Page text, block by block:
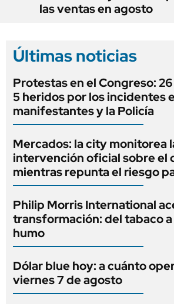
las ventas en agosto
Últimas noticias
Protestas en el Congreso:
5 heridos por los incidentes
manifestantes y la Policía
Mercados: la city monitorea
intervención oficial sobre el
mientras repunta el riesgo
Philip Morris International
transformación: del tabaco
humo
Dólar blue hoy: a cuánto
viernes 7 de agosto